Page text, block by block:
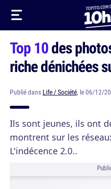
Top 10des
riche dénichées
Publié dans Life / Société, le 06/12/
Ils sont jeunes, ils ont
montrent sur les
L'indécence 2.0..